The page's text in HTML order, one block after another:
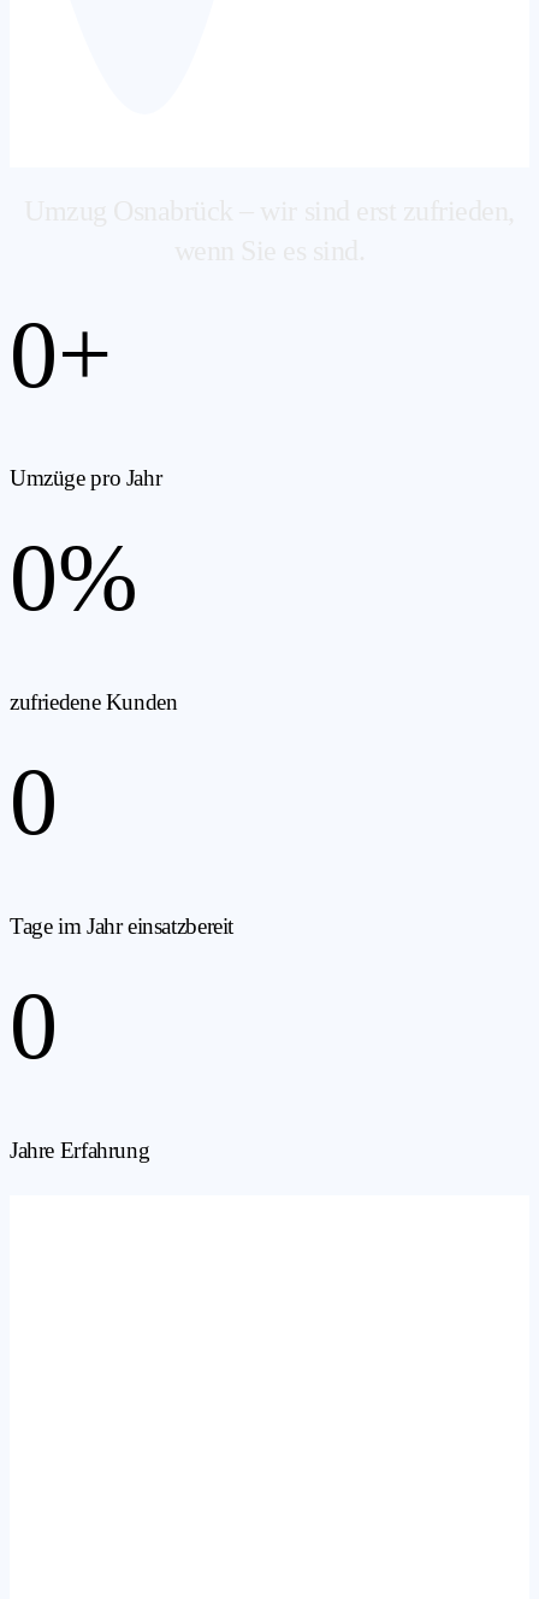
0+
Umzüge pro Jahr
0%
zufriedene Kunden
0
Tage im Jahr einsatzbereit
0
Jahre Erfahrung